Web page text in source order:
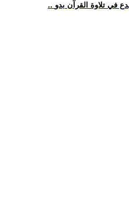
في تلاوة القرآن بدو